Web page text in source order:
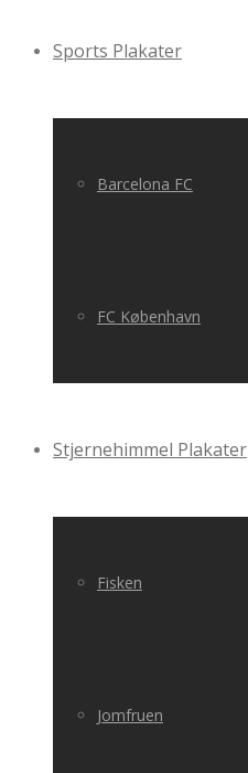
Sports Plakater
Barcelona FC
FC København
Stjernehimmel Plakater
Fisken
Jomfruen